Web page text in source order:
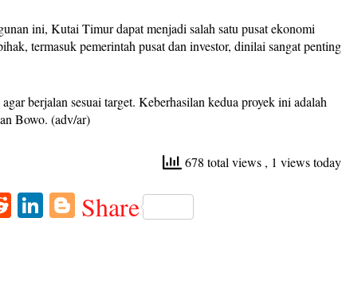
ini, Kutai Timur dapat menjadi salah satu pusat ekonomi
termasuk pemerintah pusat dan investor, dinilai sangat penting
berjalan sesuai target. Keberhasilan kedua proyek ini adalah
Bowo. (adv/ar)
678 total views , 1 views today
R Li Bl
Share